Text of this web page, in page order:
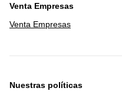
Venta Empresas
Venta Empresas
Nuestras políticas